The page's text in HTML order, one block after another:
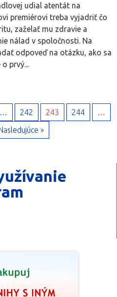
udial atentát na
premiérovi treba vyjadriť čo
zaželať mu zdravie a
nálad v spoločnosti. Na
odpoveď na otázku, ako sa
prvý...
… 242 243 244
…
»